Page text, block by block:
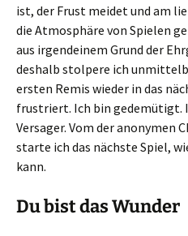
ist, der Frust meidet und am
die Atmosphäre von Spielen
aus irgendeinem Grund der
deshalb stolpere ich
ersten Remis wieder in das
frustriert. Ich bin gedemütigt.
Versager. Vom der anonymen
starte ich das nächste Spiel,
kann.
Du bist das Wunder